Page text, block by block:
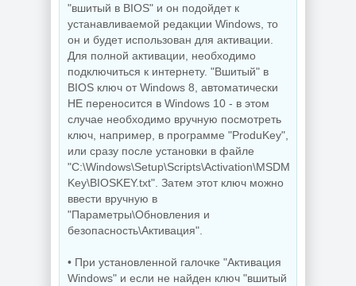
"вшитый в BIOS" и он подойдет к
устанавливаемой редакции Windows, то
он и будет использован для активации.
Для полной активации, необходимо
подключиться к интернету. "Вшитый" в
BIOS ключ от Windows 8, автоматически
НЕ переносится в Windows 10 - в этом
случае необходимо вручную посмотреть
ключ, например, в программе "ProduKey",
или сразу после установки в файле
"C:\Windows\Setup\Scripts\Activation\MSDM
Key\BIOSKEY.txt". Затем этот ключ можно
ввести вручную в
"Параметры\Обновления и
безопасность\Активация".
• При установленной галочке "Активация
Windows" и если не найден ключ "вшитый